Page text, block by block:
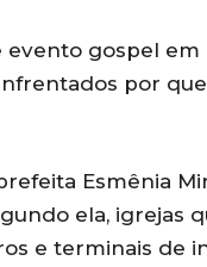
gospel em
por
Esmênia
ela, igrejas
e terminais de